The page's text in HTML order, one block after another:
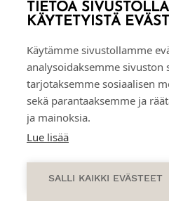
TIETOA SIVUSTOLLA
KÄYTETYISTÄ
Käytämme sivustollamme
analysoidaksemme sivuston
tarjotaksemme sosiaalisen
sekä parantaaksemme ja
ja mainoksia.
Lue lisää
SALLI KAIKKI EVÄSTEET